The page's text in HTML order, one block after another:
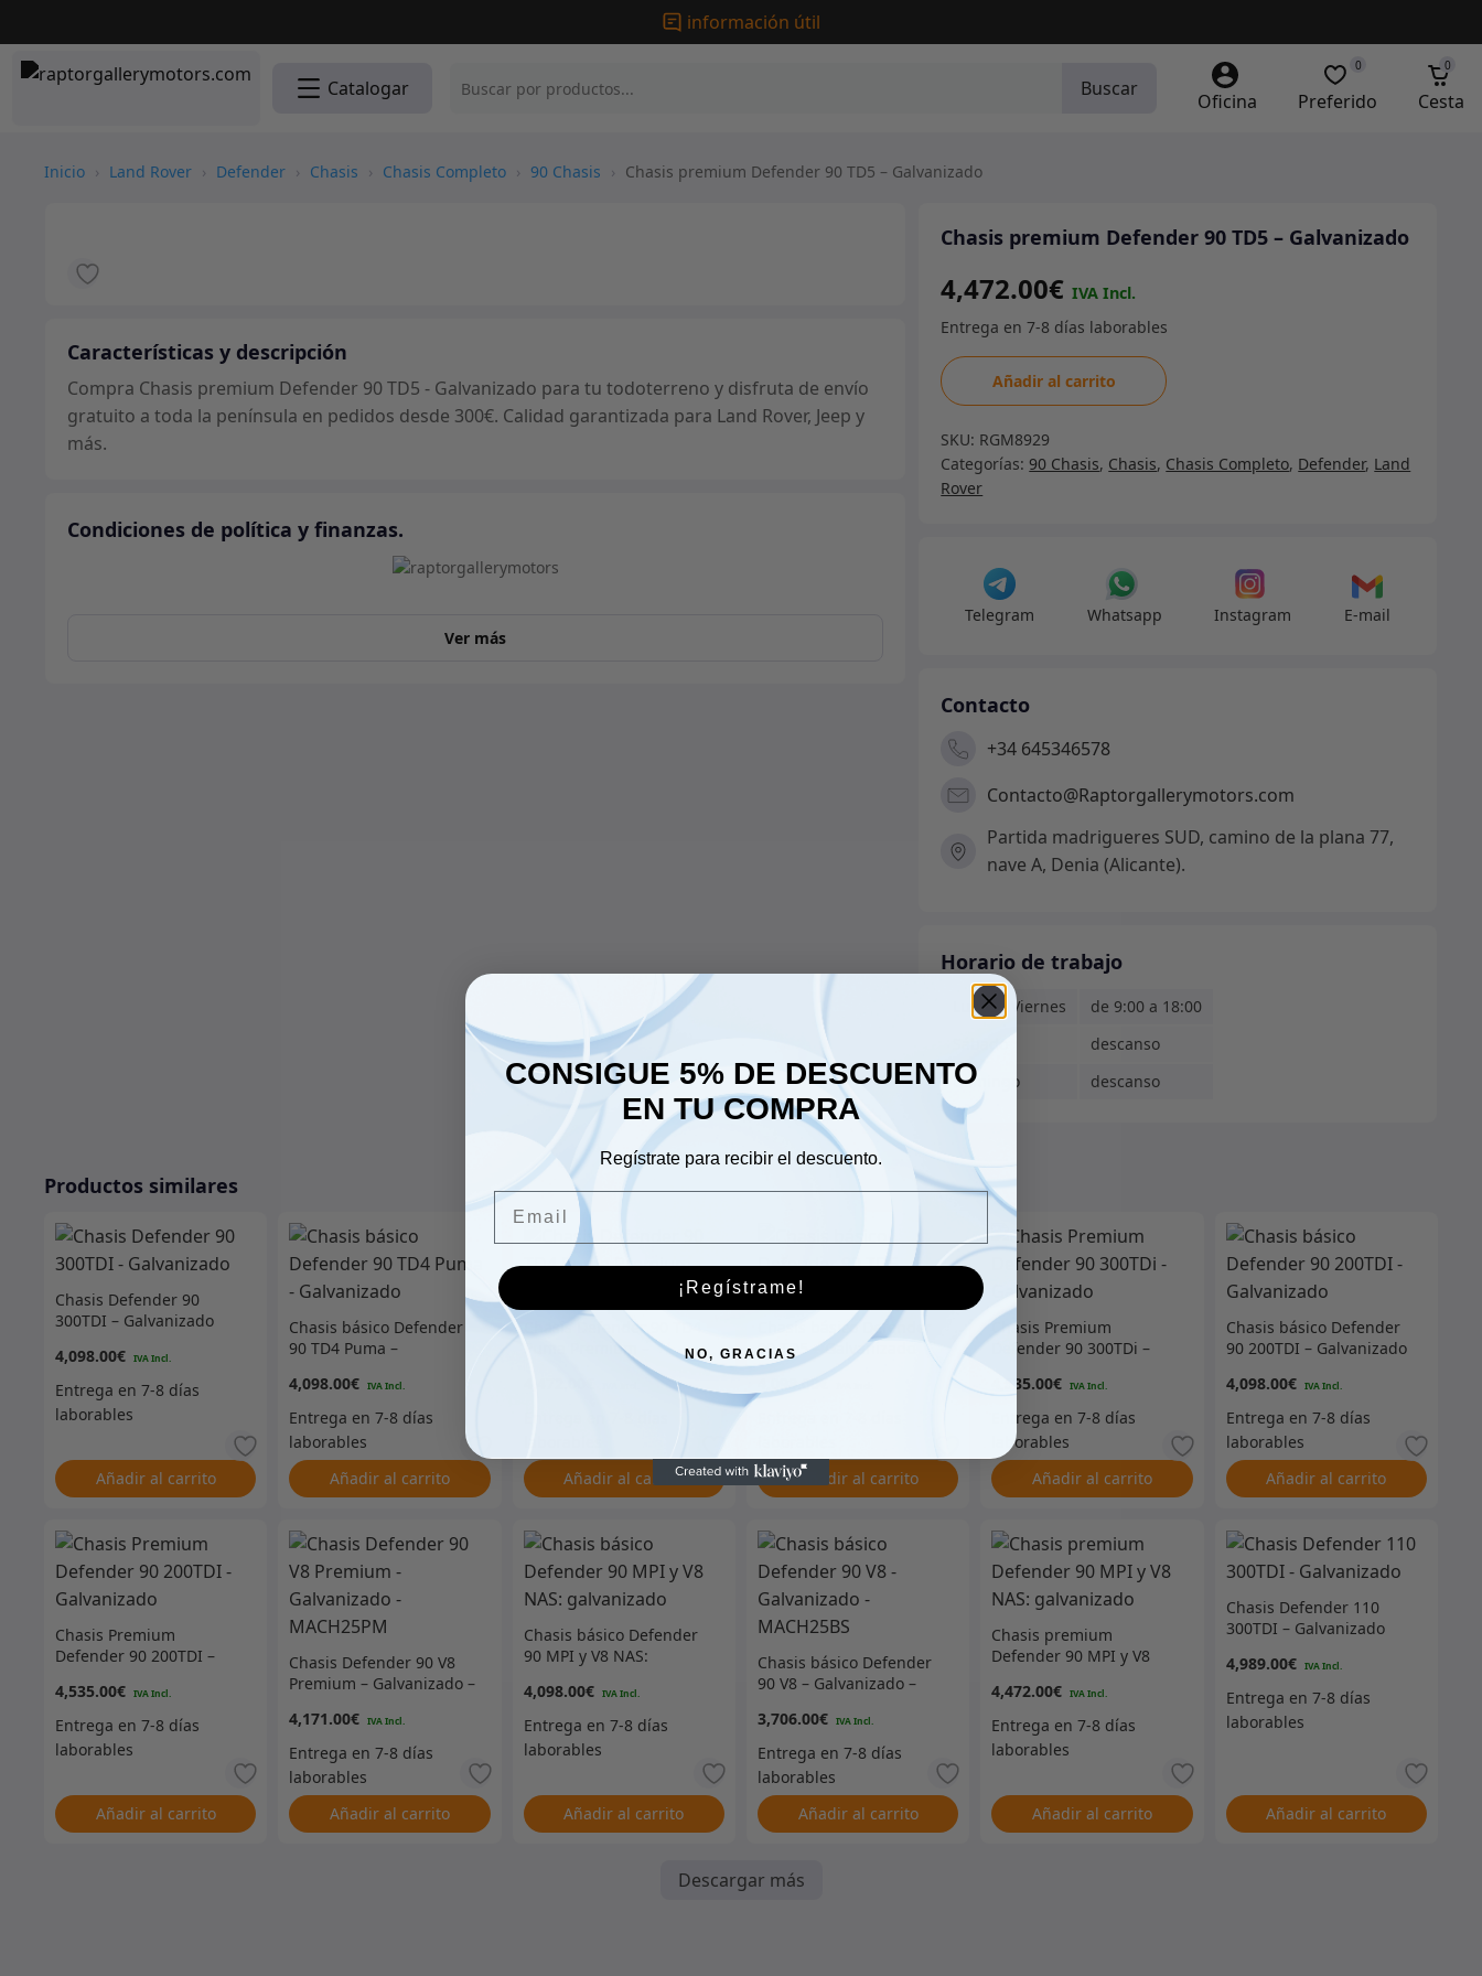
información útil
Catalogar Buscar
Oficina Preferido
0
Cesta
0
Inicio › Land Rover › Defender › Chasis › Chasis Completo › 90 Chasis › Chasis premium Defender 90 TD5 – Galvanizado
Características y descripción
Compra Chasis premium Defender 90 TD5 - Galvanizado para tu todoterreno y disfruta de envío
gratuito a toda la península en pedidos desde 300€. Calidad garantizada para Land Rover, Jeep y
más.
Condiciones de política y finanzas.
Ver más
Chasis premium Defender 90 TD5 – Galvanizado
4,472.00€
Chasis
premium
90
TD5
Añadir al carrito
SKU: RGM8929
Categorías: 90 Chasis, Chasis, Chasis Completo, Defender, Land
Rover
Telegram Whatsapp Instagram E-mail
Contacto
+34 645346578
Contacto@Raptorgallerymotors.com
Partida madrigueres SUD, camino de la plana 77,
nave A, Denia (Alicante).
Horario de trabajo
Lunes - Viernes
de 9:00 a 18:00
descanso
Domingo
descanso
Productos similares
Chasis Defender 90
300TDI – Galvanizado
4,098.00€
Añadir al carrito
Chasis básico Defender
90 TD4 Puma –
4,098.00€
Añadir al carrito
Chasis Defender 90 TD4
Puma Premium –
Añadir al carrito
Chasis básico Defender
90 TD5 – Galvanizado
4,098.00€
Añadir al carrito
Chasis Premium
Defender 90 300TDi –
4,535.00€
Añadir al carrito
Chasis básico Defender
90 200TDI – Galvanizado
4,098.00€
Añadir al carrito
Chasis Premium
Defender 90 200TDI –
4,535.00€
Añadir al carrito
Chasis Defender 90 V8
Premium – Galvanizado –
4,171.00€
Añadir al carrito
Chasis básico Defender
90 MPI y V8 NAS:
4,098.00€
Añadir al carrito
Chasis básico Defender
90 V8 – Galvanizado –
3,706.00€
Añadir al carrito
Chasis premium
Defender 90 MPI y V8
4,472.00€
Añadir al carrito
Chasis Defender 110
300TDI – Galvanizado
4,989.00€
Añadir al carrito
Descargar más
CONSIGUE 5% DE DESCUENTO
EN TU COMPRA
Regístrate para recibir el descuento.
¡Regístrame!
NO, GRACIAS